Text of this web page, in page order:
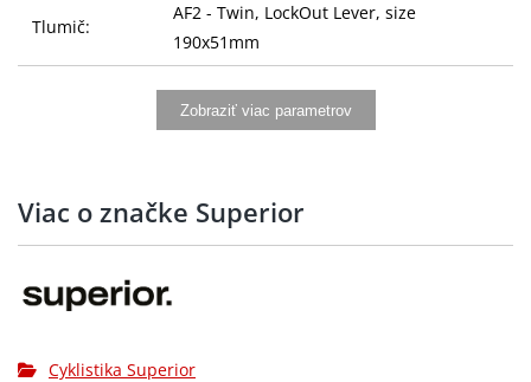
Tlumič:
AF2 - Twin, LockOut Lever, size
190x51mm
ONE Alloy, 12mm rise, 35mm
ONE Race, Lock-On
ONE Sport Dropper Post, Alloy, 30.9mm
Zobraziť viac parametrov
Viac o značke Superior
Cyklistika Superior